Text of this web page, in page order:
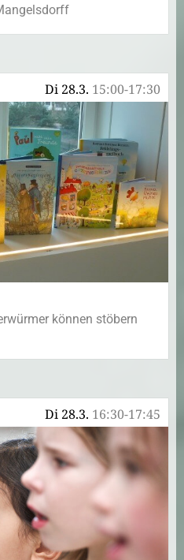
Di 28.3. 15:00-17:30
können stöbern
Di 28.3. 16:30-17:45